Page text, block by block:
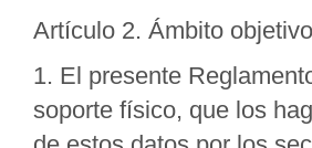
Artículo 2. Ámbito
1. El presente
soporte físico, que los